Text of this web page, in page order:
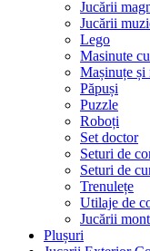
Jucării
Jucării
Lego
Masinute
Mașinuțe și
Păpuși
Puzzle
Roboți
Set doctor
Seturi de
Seturi de
Trenulețe
Utilaje de
Jucării
Plușuri